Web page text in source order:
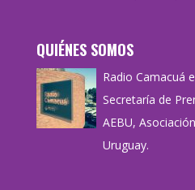
QUIÉNES SOMOS
Radio Camacuá
Secretaría de
AEBU,
Uruguay.